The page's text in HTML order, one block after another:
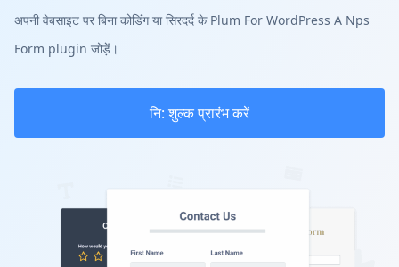
अपनी वेबसाइट पर बिना कोडिंग या सिरदर्द के Plum For WordPress A Nps
Form plugin जोड़ें।
नि: शुल्क प्रारंभ करें